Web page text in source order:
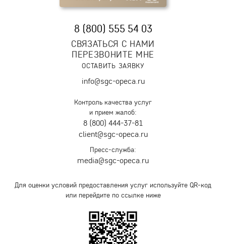
8 (800) 555 54 03
СВЯЗАТЬСЯ С НАМИ
ПЕРЕЗВОНИТЕ МНЕ
ОСТАВИТЬ ЗАЯВКУ
info@sgc-opeca.ru
Контроль качества услуг
и прием жалоб:
8 (800) 444-37-81
client@sgc-opeca.ru
Пресс-служба:
media@sgc-opeca.ru
Для оценки условий предоставления услуг используйте QR-код
или перейдите по ссылке ниже